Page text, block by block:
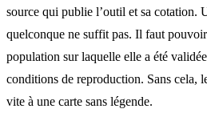
source qui publie l’outil et sa cotation.
quelconque ne suffit pas. Il faut
population sur laquelle elle a été
conditions de reproduction. Sans cela,
vite à une carte sans légende.